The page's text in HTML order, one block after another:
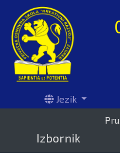
Jezik
Izbornik
Pružanje